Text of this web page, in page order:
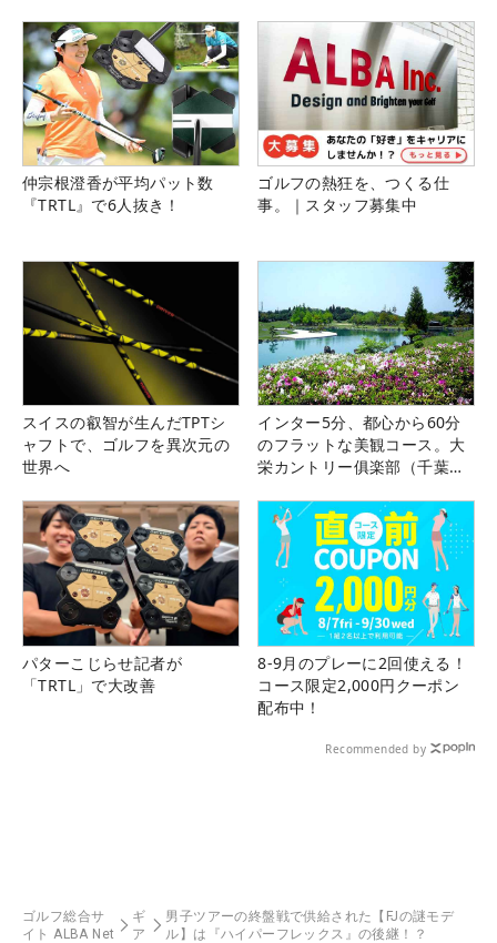
仲宗根澄香が平均パット数
『TRTL』で6人抜き！
ゴルフの熱狂を、つくる仕
事。｜スタッフ募集中
スイスの叡智が生んだTPTシ
ャフトで、ゴルフを異次元の
世界へ
インター5分、都心から60分
のフラットな美観コース。大
栄カントリー俱楽部（千葉
パターこじらせ記者が
「TRTL」で大改善
8-9月のプレーに2回使える！
コース限定2,000円クーポン
配布中！
Recommended by
ゴルフ総合サ
イト ALBA Net
ギ
ア
男子ツアーの終盤戦で供給された【FJの謎モデ
ル】は『ハイパーフレックス』の後継！？